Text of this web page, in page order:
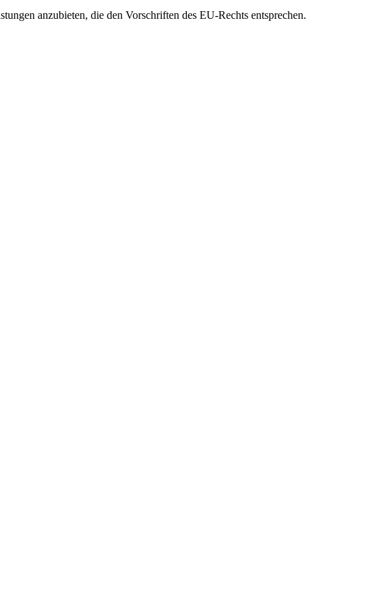
anzubieten, die den Vorschriften des EU-Rechts entsprechen.